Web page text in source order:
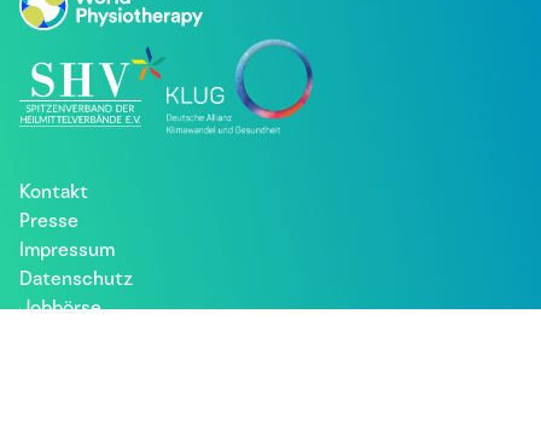
Kontakt
Presse
Impressum
Datenschutz
Jobbörse